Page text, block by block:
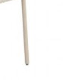
816,47 zł